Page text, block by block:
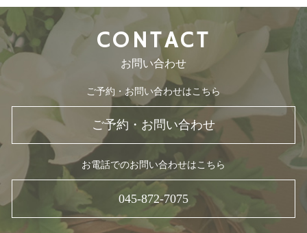
CONTACT
お問い合わせ
ご予約・お問い合わせはこちら
ご予約・お問い合わせ
お電話でのお問い合わせはこちら
045-872-7075